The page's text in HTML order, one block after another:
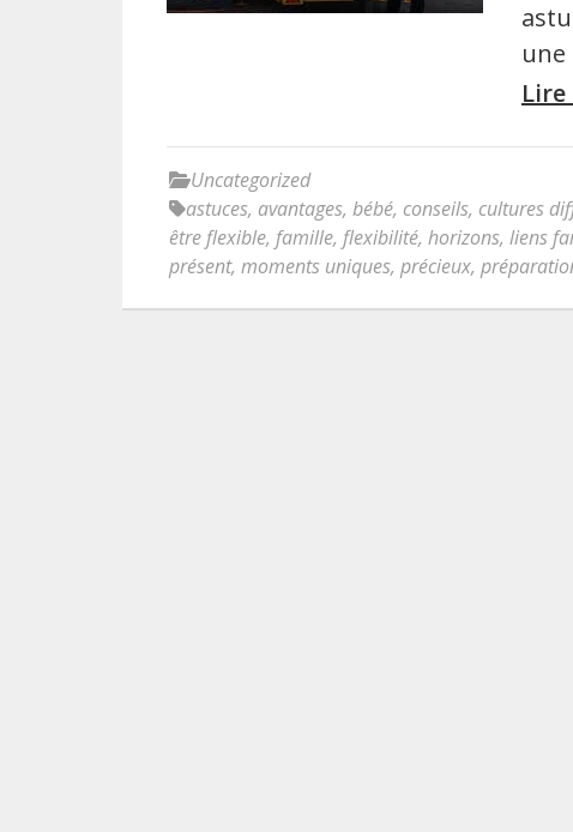
une
Uncategorized
astuces, avantages, bébé, conseils, cultures
être flexible, famille, flexibilité, horizons, liens
présent, moments uniques, précieux,